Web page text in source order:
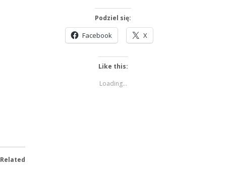
Podziel się:
Facebook X
Like this:
Loading...
Related